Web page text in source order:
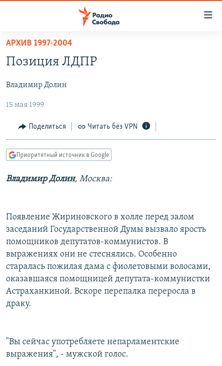
упрощенного
доступа
содержанию
Вернутся
главной
навигации
ПОДКАСТЫ
АВТОРСКИЕ ПРОЕКТЫ
ЦИТАТЫ СВОБОДЫ
МНЕНИЯ
КУЛЬТУРА
IDEL.РЕАЛИИ
КАВКАЗ.РЕАЛИИ
СИБИРЬ.РЕАЛИИ
РАСПИСАНИЕ ВЕЩАНИЯ
ПОДПИШИТЕСЬ НА РАССЫЛКУ
СОЦИАЛЬНЫЕ СЕТИ
Все сайты РСЕ/РС
АРХИВ 1997-2004
Позиция ЛДПР
Владимир Долин
15 мая 1999
Поделиться Читать без VPN
Приоритетный источник в Google
Владимир Долин, Москва:
Появление Жириновского в холле перед залом
заседаний Государственной Думы вызвало ярость
помощников депутатов-коммунистов. В
выражениях они не стеснялись. Особенно
старалась пожилая дама с фиолетовыми волосами,
оказавшаяся помощницей депутата-коммунистки
Астраханкиной. Вскоре перепалка переросла в
драку.
"Вы сейчас употребляете непарламентские
выражения", - мужской голос.